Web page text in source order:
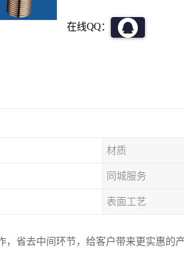
在线QQ：
材质
同城服务
表面工艺
省去中间环节，给客户带来更实惠的产